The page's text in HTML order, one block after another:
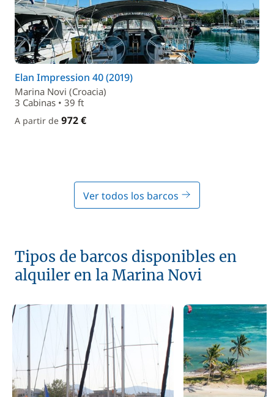
Elan Impression 40 (2019)
Marina Novi (Croacia)
3 Cabinas • 39 ft
A partir de 972 €
Ver todos los barcos
Tipos de barcos disponibles en
alquiler en la Marina Novi